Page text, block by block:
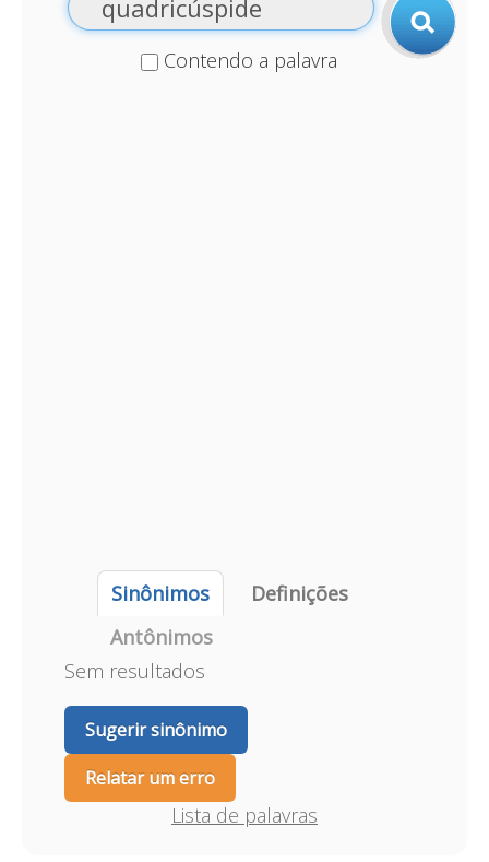
Contendo a palavra
Sinônimos
Definições
Antônimos
Sem resultados
Sugerir sinônimo
Relatar um erro
Lista de palavras